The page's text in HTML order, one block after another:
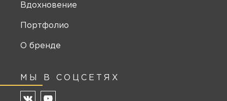
Вдохновение
Портфолио
О бренде
МЫ В СОЦСЕТЯХ